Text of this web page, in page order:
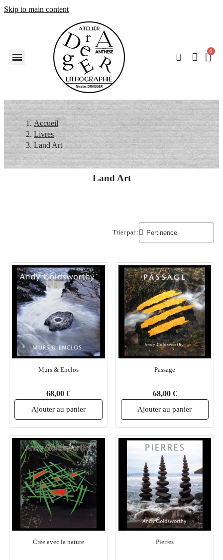
Skip to main content
Accueil
Livres
Land Art
Land Art
Trier par :
Murs & Enclos
68,00 €
Ajouter au panier
Passage
68,00 €
Ajouter au panier
Crée avec la nature Pierres